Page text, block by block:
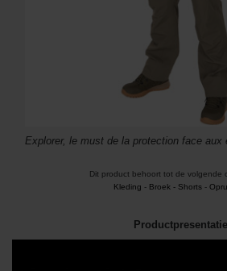
Explorer, le must de la protection face aux
Dit product behoort tot de volgende
Kleding - Broek - Shorts -
Productpresentatie